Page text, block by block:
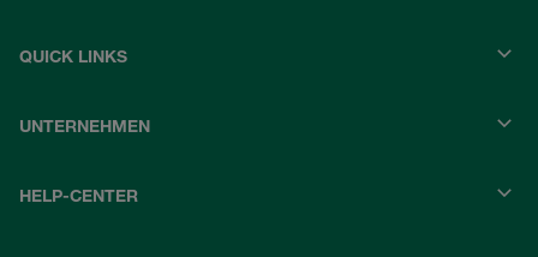
QUICK LINKS
UNTERNEHMEN
HELP-CENTER